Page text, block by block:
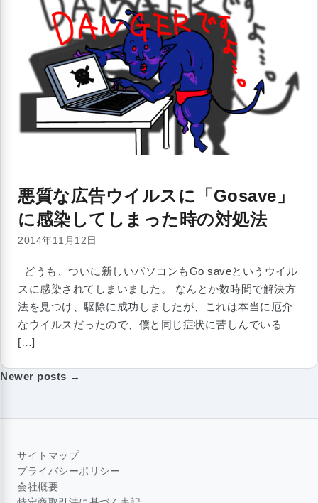
悪質な広告ウイルスに「Gosave」
に感染してしまった時の対処法
2014年11月12日
どうも、ついに新しいパソコンもGo saveというウイル
スに感染されてしまいました。 なんとか数時間で解決方
法を見つけ、駆除に成功しましたが、これは本当に厄介
なウイルスだったので、僕と同じ症状に苦しんでいる
[…]
投
ビ
Newer posts →
サイトマップ
プライバシーポリシー
会社概要